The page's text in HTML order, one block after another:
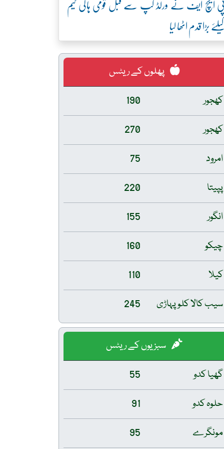
بڑا قدم اٹھا لیا
پھلوں کے ریٹس
کھجور
190
کھجور
270
امرود
75
پپیتا
220
انگور
155
چیکو
160
کیلا
110
سیب کالا کلو پہاڑی
245
سبزیوں کے ریٹس
گھیا کدو
55
حلوہ کدو
91
مونگرے
95